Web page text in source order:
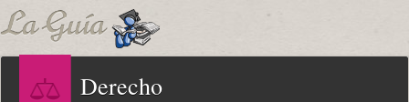
Derecho